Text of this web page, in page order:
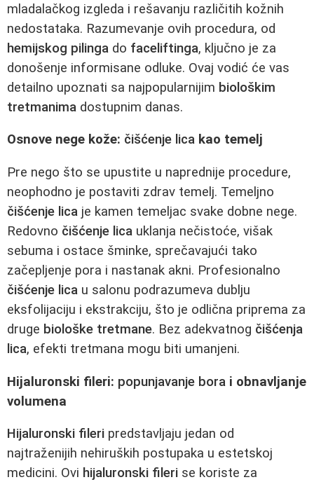
mladalačkog izgleda i rešavanju različitih kožnih
nedostataka. Razumevanje ovih procedura, od
hemijskog pilinga do faceliftinga, ključno je za
donošenje informisane odluke. Ovaj vodić će vas
detailno upoznati sa najpopularnijim biološkim
tretmanima dostupnim danas.
Osnove nege kože: čišćenje lica kao temelj
Pre nego što se upustite u naprednije procedure,
neophodno je postaviti zdrav temelj. Temeljno
čišćenje lica je kamen temeljac svake dobne nege.
Redovno čišćenje lica uklanja nečistoće, višak
sebuma i ostace šminke, sprečavajući tako
začepljenje pora i nastanak akni. Profesionalno
čišćenje lica u salonu podrazumeva dublju
eksfolijaciju i ekstrakciju, što je odlična priprema za
druge biološke tretmane. Bez adekvatnog čišćenja
lica, efekti tretmana mogu biti umanjeni.
Hijaluronski fileri: popunjavanje bora i obnavljanje
volumena
Hijaluronski fileri predstavljaju jedan od
najtraženijih nehiruških postupaka u estetskoj
medicini. Ovi hijaluronski fileri se koriste za